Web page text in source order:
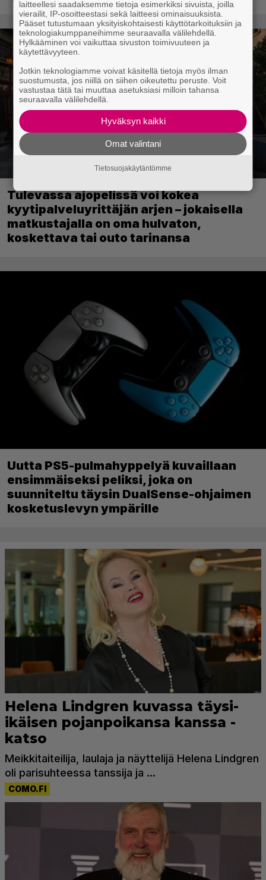
Tulevassa ajopelissä voi kokea
kyytipalveluyrittäjän arjen – jokaisella
matkustajalla on oma hulvaton,
koskettava tai outo tarinansa
Uutta PS5-pulmahyppelyä kuvaillaan
ensimmäiseksi peliksi, joka on
suunniteltu täysin DualSense-ohjaimen
kosketuslevyn ympärille
laitteellesi saadaksemme tietoja esimerkiksi sivuista, joilla
vierailit, IP-osoitteestasi sekä laitteesi ominaisuuksista.
Pääset tutustumaan yksityiskohtaisesti käyttötarkoituksiin ja
teknologiakumppaneihimme seuraavalla välilehdellä.
Hylkääminen voi vaikuttaa sivuston toimivuuteen ja
käytettävyyteen.
Jotkin teknologiamme voivat käsitellä tietoja myös ilman
suostumusta, jos niillä on siihen oikeutettu peruste. Voit
vastustaa tätä tai muuttaa asetuksiasi milloin tahansa
seuraavalla välilehdellä.
Hyväksyn kaikki
Omat valintani
Tietosuojakäytäntömme